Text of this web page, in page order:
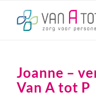
Joanne –
Van A tot P